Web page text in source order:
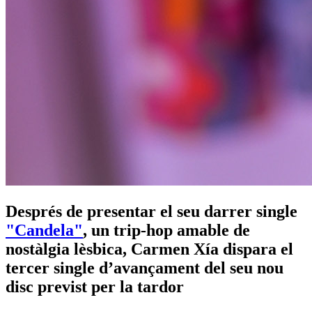
Després de presentar el seu darrer single
"Candela", un trip-hop amable de
nostàlgia lèsbica, Carmen Xía dispara el
tercer single d’avançament del seu nou
disc previst per la tardor